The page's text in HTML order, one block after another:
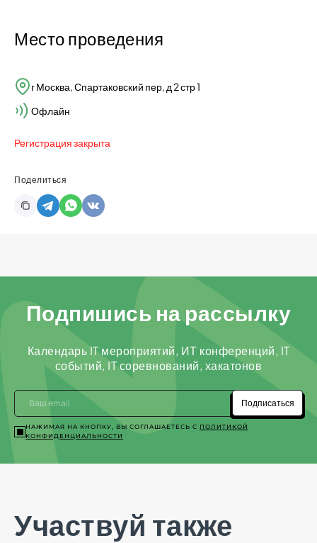
Место проведения
г Москва, Спартаковский пер, д 2 стр 1
Офлайн
Регистрация закрыта
Поделиться
Подпишись на рассылку
Календарь IT мероприятий, ИТ конференций, IT
событий, IT соревнований, хакатонов
Подписаться
НАЖИМАЯ НА КНОПКУ, ВЫ СОГЛАШАЕТЕСЬ С ПОЛИТИКОЙ
КОНФИДЕНЦИАЛЬНОСТИ
Участвуй также